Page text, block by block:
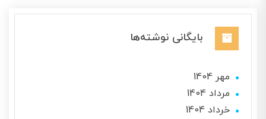
بایگانی نوشته‌ها
مهر 1404
مرداد 1404
خرداد 1404